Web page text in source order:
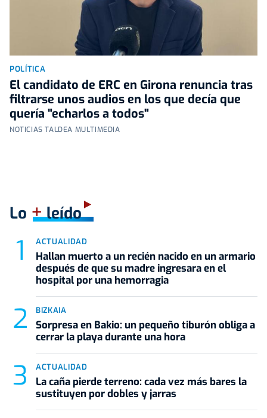
POLÍTICA
El candidato de ERC en Girona renuncia tras
filtrarse unos audios en los que decía que
quería "echarlos a todos"
NOTICIAS TALDEA MULTIMEDIA
Lo +leído
ACTUALIDAD
Hallan muerto a un recién nacido en un armario
después de que su madre ingresara en el
hospital por una hemorragia
BIZKAIA
Sorpresa en Bakio: un pequeño tiburón obliga a
cerrar la playa durante una hora
ACTUALIDAD
La caña pierde terreno: cada vez más bares la
sustituyen por dobles y jarras